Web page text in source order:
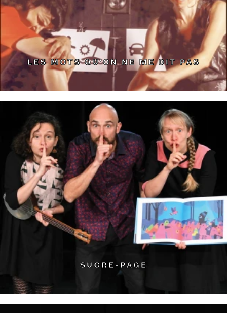
LES MOTS QU'ON NE ME DIT PAS
SUCRE-PAGE